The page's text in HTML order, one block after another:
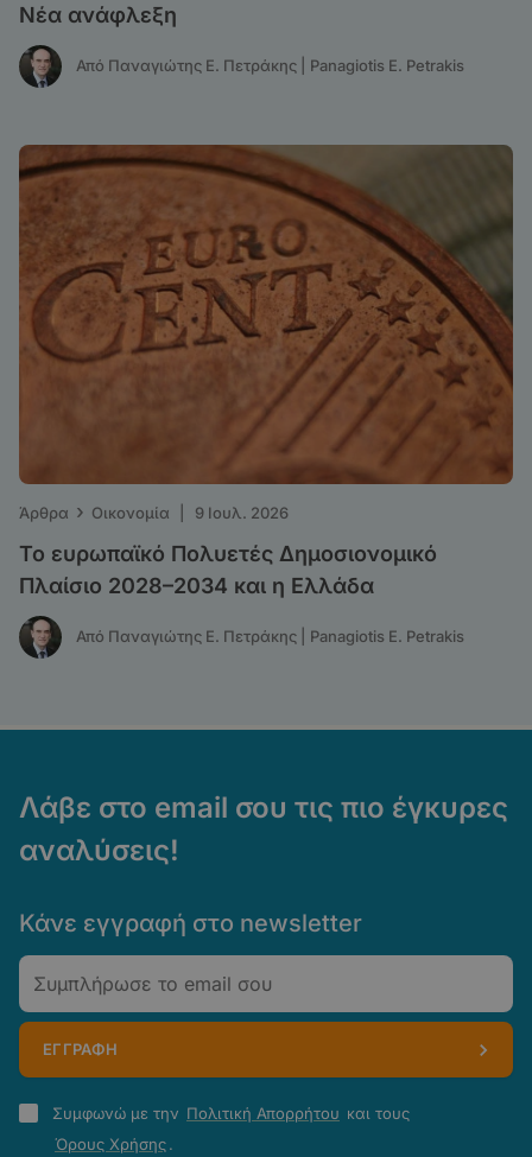
Νέα ανάφλεξη
Από Παναγιώτης Ε. Πετράκης | Panagiotis E. Petrakis
Άρθρα › Οικονομία 9 Ιουλ. 2026
Το ευρωπαϊκό Πολυετές Δημοσιονομικό
Πλαίσιο 2028–2034 και η Ελλάδα
Από Παναγιώτης Ε. Πετράκης | Panagiotis E. Petrakis
Λάβε στο email σου τις πιο έγκυρες
αναλύσεις!
Κάνε εγγραφή στο newsletter
Email
ΕΓΓΡΑΦΗ
Πολιτική
Απορρήτου
Συμφωνώ με την Πολιτική Απορρήτου και τους
Όρους Χρήσης.